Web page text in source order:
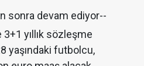
sonra devam ediyor--
yıllık sözleşme
yaşındaki futbolcu,